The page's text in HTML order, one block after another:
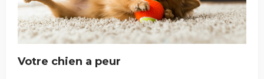
Votre chien a peur